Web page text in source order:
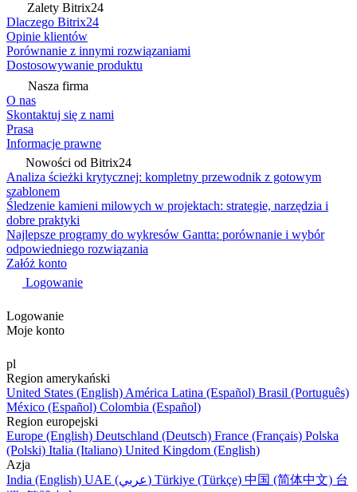
Zalety Bitrix24
Dlaczego Bitrix24
Opinie klientów
Porównanie z innymi rozwiązaniami
Dostosowywanie produktu
Nasza firma
O nas
Skontaktuj się z nami
Prasa
Informacje prawne
Nowości od Bitrix24
Analiza ścieżki krytycznej: kompletny przewodnik z gotowym
szablonem
Śledzenie kamieni milowych w projektach: strategie, narzędzia i
dobre praktyki
Najlepsze programy do wykresów Gantta: porównanie i wybór
odpowiedniego rozwiązania
Załóż konto
Logowanie
Logowanie
Moje konto
pl
Region amerykański
United States (English) América Latina (Español) Brasil (Português)
México (Español) Colombia (Español)
Region europejski
Europe (English) Deutschland (Deutsch) France (Français) Polska
(Polski) Italia (Italiano) United Kingdom (English)
Azja
India (English)
UAE (عربي) Türkiye (Türkçe) 中国 (简体中文) 台